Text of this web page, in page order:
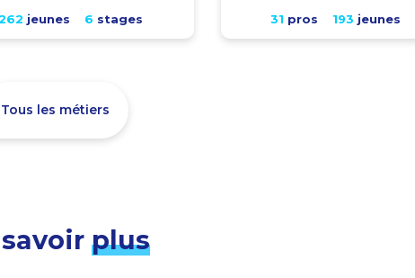
jeunes 6 stages 31 pros 193 jeunes
Tous les métiers
plus